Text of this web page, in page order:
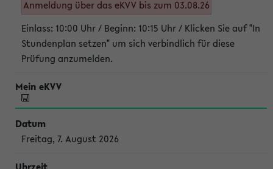
Anmeldung über das eKVV bis zum 03.08.26
Einlass: 10:00 Uhr / Beginn: 10:15 Uhr / Klicken Sie auf "In
Stundenplan setzen" um sich verbindlich für diese
Prüfung anzumelden.
Freitag, 7. August 2026